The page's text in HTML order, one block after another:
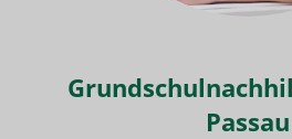
Passau